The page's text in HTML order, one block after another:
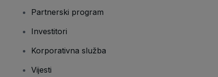
Partnerski program
Investitori
Korporativna služba
Vijesti